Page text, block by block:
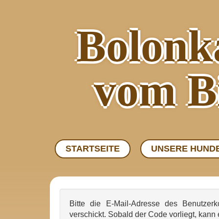
vom
STARTSEITE UNSERE
Bitte die E-Mail-Adresse des
verschickt. Sobald der Code vorliegt,